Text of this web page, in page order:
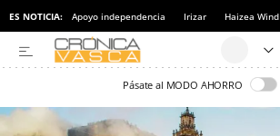
ES NOTICIA: Apoyo independencia Irizar Haizea Wind
Pásate al MODO AHORRO